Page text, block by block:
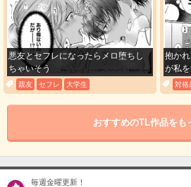
悪友とセフレになったらメロ堕ちし
ちゃいそう
親友 セフレ 大学生
抱か
が私
対格
おすすめのTL作品をも
毎週金曜更新！